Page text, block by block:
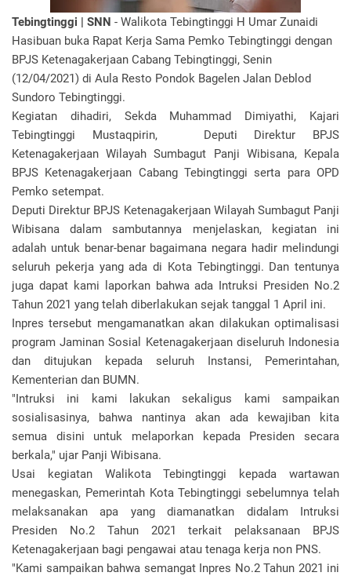
Tebingtinggi | SNN - Walikota Tebingtinggi H Umar Zunaidi
Hasibuan buka Rapat Kerja Sama Pemko Tebingtinggi dengan
BPJS Ketenagakerjaan Cabang Tebingtinggi, Senin
(12/04/2021) di Aula Resto Pondok Bagelen Jalan Deblod
Sundoro Tebingtinggi.
Kegiatan dihadiri, Sekda Muhammad Dimiyathi, Kajari
Tebingtinggi Mustaqpirin,
Deputi Direktur BPJS
Ketenagakerjaan Wilayah Sumbagut Panji Wibisana, Kepala
BPJS Ketenagakerjaan Cabang Tebingtinggi serta para OPD
Pemko setempat.
Deputi Direktur BPJS Ketenagakerjaan Wilayah Sumbagut Panji
Wibisana dalam sambutannya menjelaskan, kegiatan ini
adalah untuk benar-benar bagaimana negara hadir melindungi
seluruh pekerja yang ada di Kota Tebingtinggi. Dan tentunya
juga dapat kami laporkan bahwa ada Intruksi Presiden No.2
Tahun 2021 yang telah diberlakukan sejak tanggal 1 April ini.
Inpres tersebut mengamanatkan akan dilakukan optimalisasi
program Jaminan Sosial Ketenagakerjaan diseluruh Indonesia
dan ditujukan kepada seluruh Instansi, Pemerintahan,
Kementerian dan BUMN.
"Intruksi ini kami lakukan sekaligus kami sampaikan
sosialisasinya, bahwa nantinya akan ada kewajiban kita
semua disini untuk melaporkan kepada Presiden secara
berkala," ujar Panji Wibisana.
Usai kegiatan Walikota Tebingtinggi kepada wartawan
menegaskan, Pemerintah Kota Tebingtinggi sebelumnya telah
melaksanakan apa yang diamanatkan didalam Intruksi
Presiden No.2 Tahun 2021 terkait pelaksanaan BPJS
Ketenagakerjaan bagi pengawai atau tenaga kerja non PNS.
"Kami sampaikan bahwa semangat Inpres No.2 Tahun 2021 ini